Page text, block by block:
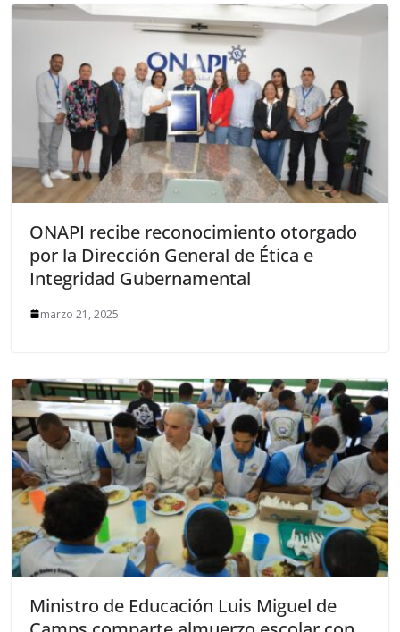
ONAPI recibe reconocimiento otorgado
por la Dirección General de Ética e
Integridad Gubernamental
marzo 21, 2025
Ministro de Educación Luis Miguel de